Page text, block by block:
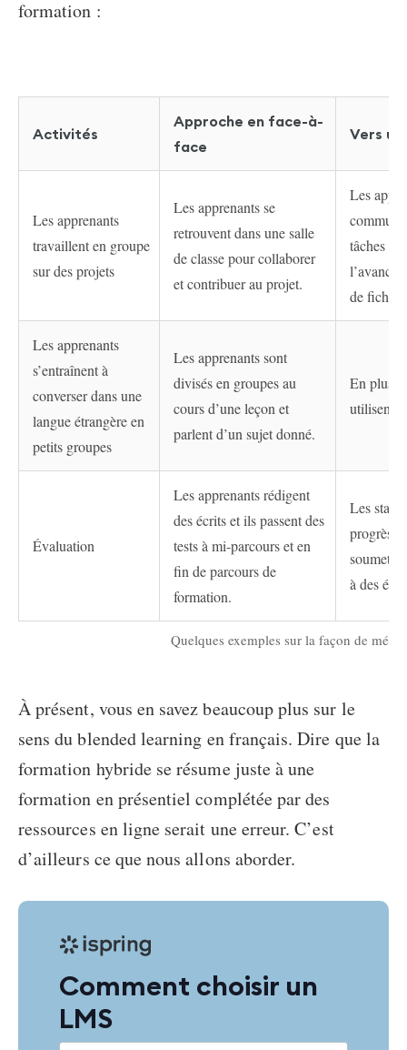
formation :
Quelques exemples sur la façon de
Activités
Approche en face-à-
face
Vers
Les apprenants
travaillent en groupe
sur des projets
Les apprenants se
retrouvent dans une salle
de classe pour collaborer
et contribuer au projet.
Les
tâches
de
Les apprenants
s’entraînent à
converser dans une
langue étrangère en
petits groupes
Les apprenants sont
divisés en groupes au
cours d’une leçon et
parlent d’un sujet donné.
En plus
utilisent
Évaluation
Les apprenants rédigent
des écrits et ils passent des
tests à mi-parcours et en
fin de parcours de
formation.
Les
progrès
à des
À présent, vous en savez beaucoup plus sur le
sens dublended learning en français. Dire que la
formation hybride se résume juste à une
formation en présentiel complétée par des
ressources en ligne serait une erreur. C’est
d’ailleurs ce que nous allons aborder.
Comment choisir un
LMS